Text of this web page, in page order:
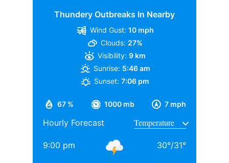
Thundery Outbreaks In Nearby
67 % 1000 mb 7 mph
Wind Gust: 10 mph
Clouds: 27%
Visibility: 9 km
Sunrise: 5:46 am
Sunset: 7:06 pm
Hourly Forecast
9:00 pm 30°/31°